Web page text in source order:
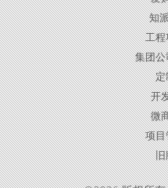
知
工
集团
定
开
微
项
旧